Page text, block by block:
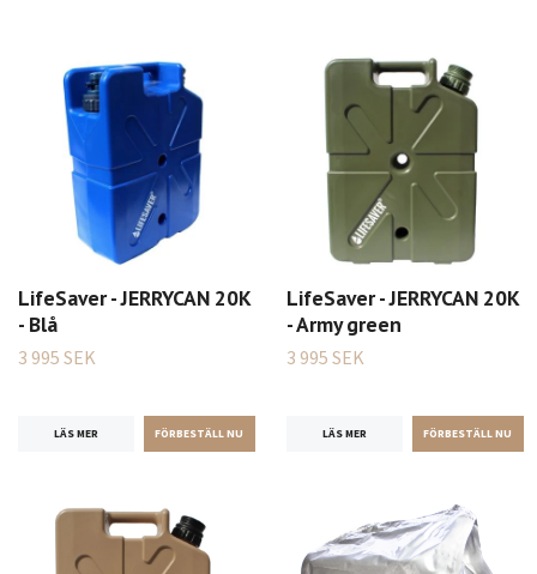
LifeSaver - JERRYCAN 20K
- Blå
3 995 SEK
LÄS MER
LifeSaver - JERRYCAN 20K
- Army green
3 995 SEK
LÄS MER